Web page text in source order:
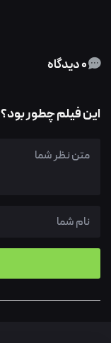
این فیلم چطور بود؟